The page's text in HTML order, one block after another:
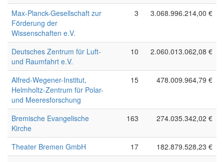
Max-Planck-Gesellschaft zur
Förderung der
Wissenschaften e.V.
3 3.068.996.214,00 €
Deutsches Zentrum für Luft-
und Raumfahrt e.V.
10 2.060.013.062,08 €
Alfred-Wegener-Institut,
Helmholtz-Zentrum für Polar-
und Meeresforschung
15 478.009.964,79 €
Bremische Evangelische
Kirche
163 274.035.342,02 €
Theater Bremen GmbH 17
182.879.528,23 €